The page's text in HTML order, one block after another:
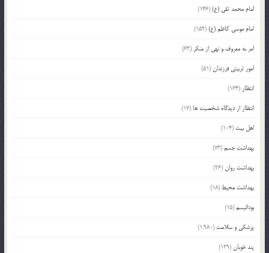
امام محمد تقی (ع)(146)
امام موسی کاظم (ع)(152)
امر به معروف و نهی از منکر (63)
امور تربیتی فرزندان(51)
انتظار (164)
انتظار از دیدگاه شخصیت ها (17)
اهل بیت (104)
بهداشت جسم(73)
بهداشت روان(26)
بهداشت محیط (18)
بودائیسم(15)
پزشکی و سلامت (1,980)
پند خوبان(129)